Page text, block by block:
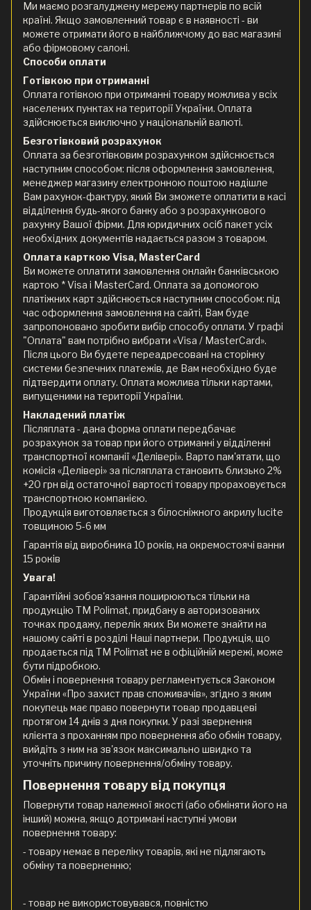
Ми маємо розгалуджену мережу партнерів по всій
країні. Якщо замовленний товар є в наявності - ви
можете отримати його в найближчому до вас магазині
або фірмовому салоні.
Способи оплати
Готівкою при отриманні
Оплата готівкою при отриманні товару можлива у всіх
населених пунктах на території України. Оплата
здійснюється виключно у національній валюті.
Безготівковий розрахунок
Оплата за безготівковим розрахунком здійснюється
наступним способом: після оформлення замовлення,
менеджер магазину електронною поштою надішле
Вам рахунок-фактуру, який Ви зможете оплатити в касі
відділення будь-якого банку або з розрахункового
рахунку Вашої фірми. Для юридичних осіб пакет усіх
необхідних документів надається разом з товаром.
Оплата карткою Visa, MasterCard
Ви можете оплатити замовлення онлайн банківською
картою * Visa і MasterCard. Оплата за допомогою
платіжних карт здійснюється наступним способом: під
час оформлення замовлення на сайті, Вам буде
запропоновано зробити вибір способу оплати. У графі
"Оплата" вам потрібно вибрати «Visa / MasterCard».
Після цього Ви будете переадресовані на сторінку
системи безпечних платежів, де Вам необхідно буде
підтвердити оплату. Оплата можлива тільки картами,
випущеними на території України.
Накладений платіж
Післяплата - дана форма оплати передбачає
розрахунок за товар при його отриманні у відділенні
транспортної компанії «Делівері». Варто пам'ятати, що
комісія «Делівері» за післяплата становить близько 2%
+20 грн від остаточної вартості товару прораховується
транспортною компанією.
Продукція виготовляється з білосніжного акрилу lucite
товщиною 5-6 мм
Гарантія від виробника 10 років, на окремостоячі ванни
15 років
Увага!
Гарантійні зобов'язання поширюються тільки на
продукцію ТМ Polimat, придбану в авторизованих
точках продажу, перелік яких Ви можете знайти на
нашому сайті в розділі Наші партнери. Продукція, що
продається під ТМ Polimat не в офіційній мережі, може
бути підробкою.
Обмін і повернення товару регламентується Законом
України «Про захист прав споживачів», згідно з яким
покупець має право повернути товар продавцеві
протягом 14 днів з дня покупки. У разі звернення
клієнта з проханням про повернення або обмін товару,
вийдіть з ним на зв'язок максимально швидко та
уточніть причину повернення/обміну товару.
Повернення товару від покупця
Повернути товар належної якості (або обміняти його на
інший) можна, якщо дотримані наступні умови
повернення товару:
- товару немає в переліку товарів, які не підлягають
обміну та поверненню;
- товар не використовувався, повністю